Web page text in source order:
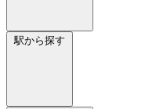
駅から探す